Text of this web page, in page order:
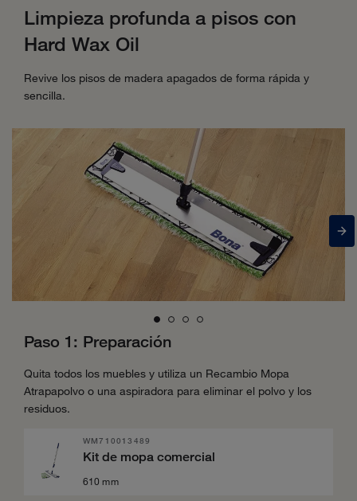
Limpieza profunda a pisos con
Hard Wax Oil
Revive los pisos de madera apagados de forma rápida y
sencilla.
Paso 1: Preparación
Quita todos los muebles y utiliza un Recambio Mopa
Atrapapolvo o una aspiradora para eliminar el polvo y los
residuos.
Kit de mopa comercial
WM710013489
610 mm